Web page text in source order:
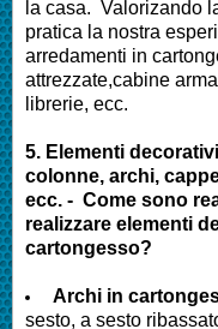
la casa. Valorizando
pratica la nostra
arredamenti in
attrezzate,cabine
librerie, ecc.
5. Elementi
colonne, archi,
ecc. - Come sono
realizzare elementi
cartongesso?
Archi in
sesto, a sesto